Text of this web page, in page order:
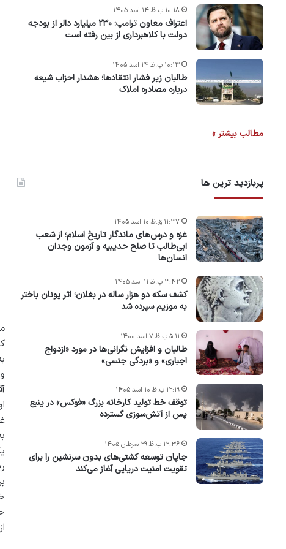
اعتراف معاون ترامپ: ۲۳۰ میلیارد دالر از بودجه
دولت با کلاهبرداری از بین رفته است
۱۰:۱۸ ب.ظ ۱۴ اسد ۱۴۰۵
طالبان زیر فشار انتقادها؛ هشدار احزاب شیعه
درباره مصادره‌ املاک
۱۰:۱۳ ب.ظ ۱۴ اسد ۱۴۰۵
مطالب بیشتر »
پربازدید ترین ها
غزه و درس‌های ماندگار تاریخ اسلام؛ از شعب
ابی‌طالب تا صلح حدیبیه و آزمون وجدان
انسان‌ها
۱۱:۳۷ ق.ظ ۱۰ اسد ۱۴۰۵
کشف سکه دو هزار ساله در بغلان؛ اثر یونان باختر
به موزیم سپرده شد
۳:۴۲ ب.ظ ۱۱ اسد ۱۴۰۵
طالبان و افزایش نگرانی‌ها در مورد «ازدواج
اجباری» و «بردگی جنسی»
۵:۱۱ ب.ظ ۷ اسد ۱۴۰۰
توقف خط تولید کارخانه بزرگ «فوکس» در ینبع
پس از آتش‌سوزی گسترده
۱۲:۱۹ ب.ظ ۱۰ اسد ۱۴۰۵
جاپان توسعه کشتی‌های بدون سرنشین را برای
تقویت امنیت دریایی آغاز می‌کند
۱۲:۳۶ ب.ظ ۲۹ سرطان ۱۴۰۵